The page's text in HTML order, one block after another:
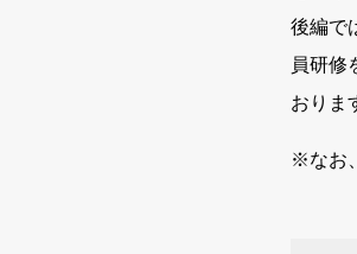
後編で
員研修
おりま
※なお